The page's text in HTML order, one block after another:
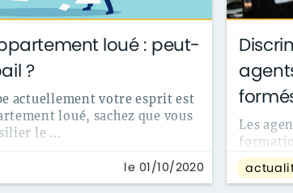
loué : peut-
?
actuellement votre esprit est
loué, sachez que vous
le ...
le 01/10/2020
Les